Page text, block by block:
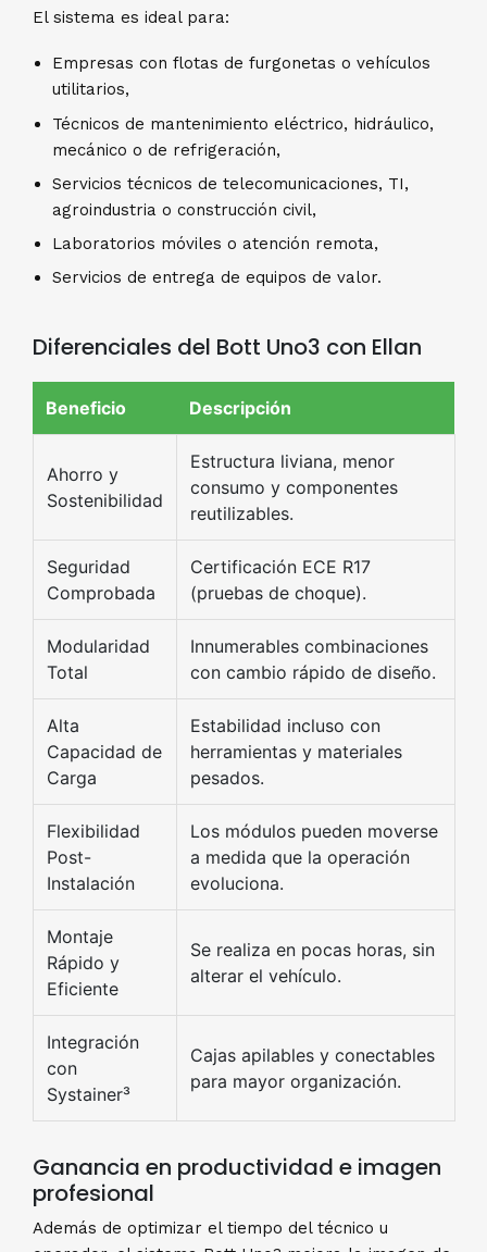
El sistema es ideal para:
Empresas con flotas de furgonetas o vehículos
utilitarios,
Técnicos de mantenimiento eléctrico, hidráulico,
mecánico o de refrigeración,
Servicios técnicos de telecomunicaciones, TI,
agroindustria o construcción civil,
Laboratorios móviles o atención remota,
Servicios de entrega de equipos de valor.
Diferenciales del Bott Uno3 con Ellan
Beneficio Descripción
Ahorro y
Sostenibilidad
Estructura liviana, menor
consumo y componentes
reutilizables.
Seguridad
Comprobada
Certificación ECE R17
(pruebas de choque).
Modularidad
Total
Innumerables combinaciones
con cambio rápido de diseño.
Alta
Capacidad de
Carga
Estabilidad incluso con
herramientas y materiales
pesados.
Flexibilidad
Post-
Instalación
Los módulos pueden moverse
a medida que la operación
evoluciona.
Montaje
Rápido y
Eficiente
Se realiza en pocas horas, sin
alterar el vehículo.
Integración
con
Systainer³
Cajas apilables y conectables
para mayor organización.
Ganancia en productividad e imagen
profesional
Además de optimizar el tiempo del técnico u